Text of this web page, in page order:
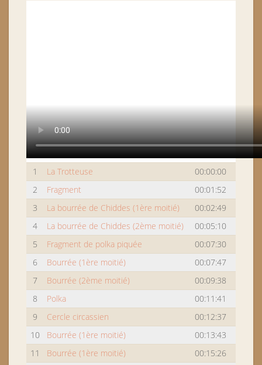
1 La Trotteuse
00:00:00
2
Fragment
00:01:52
3
La bourrée de Chiddes (1ère moitié)
00:02:49
4
La bourrée de Chiddes (2ème moitié)
00:05:10
5
Fragment de polka piquée
00:07:30
6
Bourrée (1ère moitié)
00:07:47
7
Bourrée (2ème moitié)
00:09:38
8
Polka
00:11:41
9
Cercle circassien
00:12:37
10
Bourrée (1ère moitié)
00:13:43
11
Bourrée (1ère moitié)
00:15:26